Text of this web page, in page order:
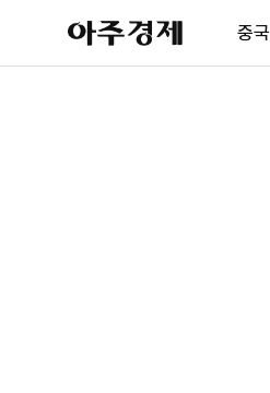
아
주
제
중국